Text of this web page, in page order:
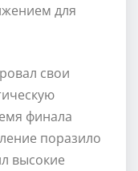
для
свои
финала
поразило
высокие